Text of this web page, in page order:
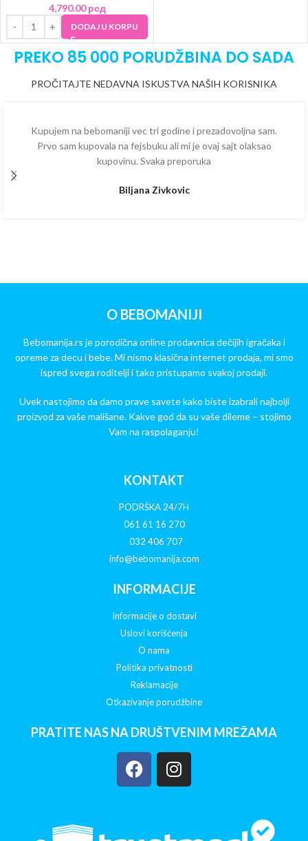
4,790.00рсд
DODAJ U KORPU
PREKO 85 000 PORUDŽBINA DO SADA
PROČITAJTE NEDAVNA ISKUSTVA NAŠIH KORISNIKA
Kupujem na bebomaniji vec tri godine i prezadovoljna sam.
Prvo sam kupovala na fejsbuku ali mi je ovaj sajt olaksao
kupovinu. Svaka preporuka
Biljana Zivkovic
O BEBOMANIJI
Bebomanija.rs je porodična online prodavnica dečijih igračaka i
opreme za decu i bebe. Mi nismo klasična internet prodaja, mi smo
ispred svega roditelji i tako pristupamo svakoj prodaji.
Uvek nastojimo da damo prave savete kako biste izabrali najbolji
proizvod za vaše mališane. Kakve god da su vaše dileme – stojimo
Vam na raspolaganju!
KONTAKT
PODRŠKA 24/7H
061 61 16 270
032 406 707
info@bebomanija.com
INFORMACIJE
Informacije o dostavi
Uslovi korišćenja
O nama
Politika privatnosti
Reklamacije
Otkazivanje porudžbine
PRATITE NAS NA DRUŠTVENIM MREŽAMA